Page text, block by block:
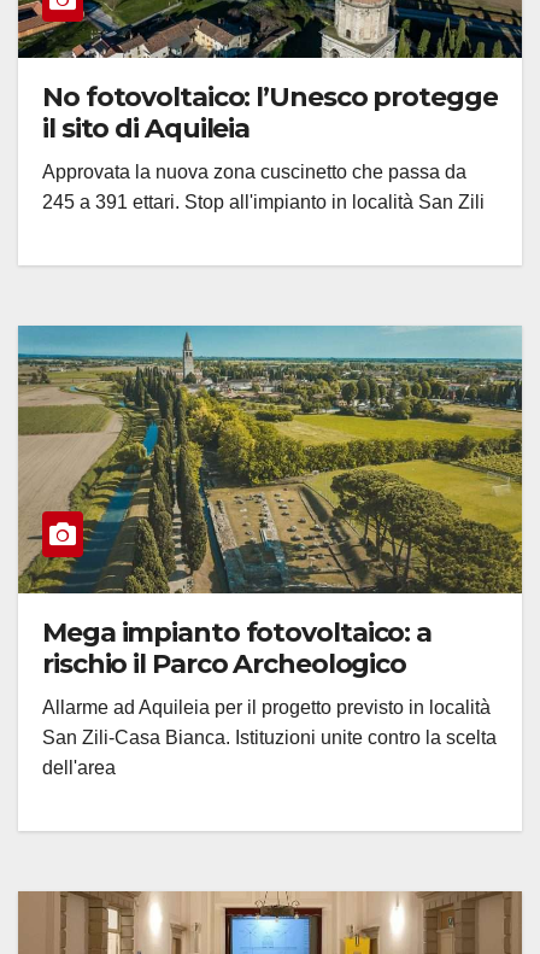
No fotovoltaico: l’Unesco protegge
il sito di Aquileia
Approvata la nuova zona cuscinetto che passa da
245 a 391 ettari. Stop all'impianto in località San Zili
Mega impianto fotovoltaico: a
rischio il Parco Archeologico
Allarme ad Aquileia per il progetto previsto in località
San Zili-Casa Bianca. Istituzioni unite contro la scelta
dell'area